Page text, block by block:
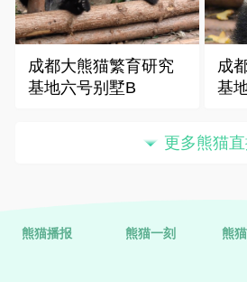
成都大熊猫繁育研究
基地六号别墅B
成
基
更多熊猫
熊猫播报 熊猫一刻 熊